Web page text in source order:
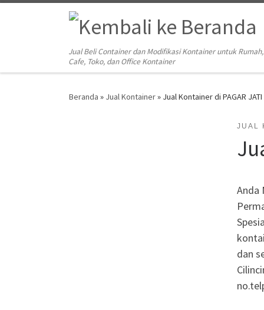
Skip to content
Jual Beli Container dan Modifikasi Kontainer untuk Rumah,
Cafe, Toko, dan Office Kontainer
Beranda » Jual Kontainer» Jual Kontainer di PAGAR JATI
JUAL
Anda
dan